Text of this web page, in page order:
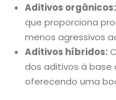
Aditivos orgânicos:
que proporciona
menos agressivos
Aditivos híbridos:
dos aditivos à base
oferecendo uma